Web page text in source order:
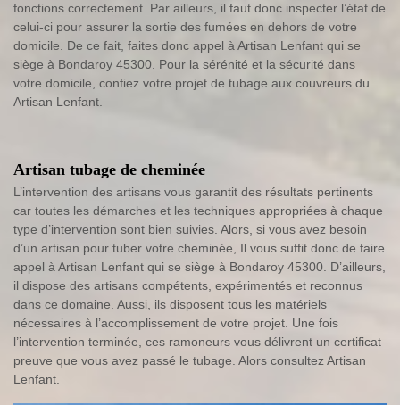
fonctions correctement. Par ailleurs, il faut donc inspecter l’état de
celui-ci pour assurer la sortie des fumées en dehors de votre
domicile. De ce fait, faites donc appel à Artisan Lenfant qui se
siège à Bondaroy 45300. Pour la sérénité et la sécurité dans
votre domicile, confiez votre projet de tubage aux couvreurs du
Artisan Lenfant.
Artisan tubage de cheminée
L’intervention des artisans vous garantit des résultats pertinents
car toutes les démarches et les techniques appropriées à chaque
type d’intervention sont bien suivies. Alors, si vous avez besoin
d’un artisan pour tuber votre cheminée, Il vous suffit donc de faire
appel à Artisan Lenfant qui se siège à Bondaroy 45300. D’ailleurs,
il dispose des artisans compétents, expérimentés et reconnus
dans ce domaine. Aussi, ils disposent tous les matériels
nécessaires à l’accomplissement de votre projet. Une fois
l’intervention terminée, ces ramoneurs vous délivrent un certificat
preuve que vous avez passé le tubage. Alors consultez Artisan
Lenfant.